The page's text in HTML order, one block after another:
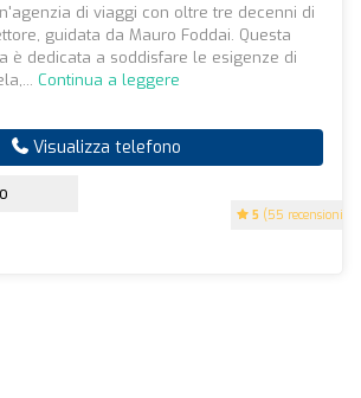
5 (55 recensioni)
di viaggi con oltre tre decenni di
guidata da Mauro Foddai. Questa
è dedicata a soddisfare le esigenze di
Continua a leggere
Visualizza telefono